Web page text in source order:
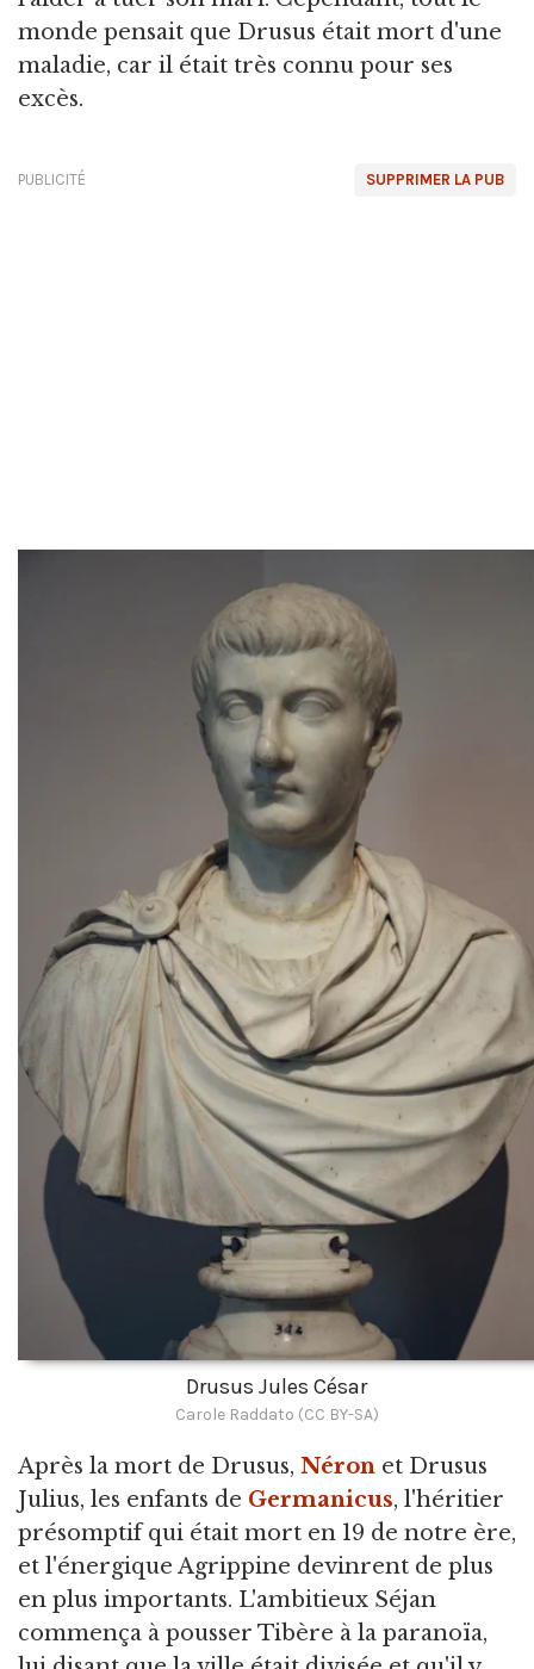
monde pensait que Drusus était mort d'une
maladie, car il était très connu pour ses
excès.
SUPPRIMER LA PUB
PUBLICITÉ
Drusus Jules César
Carole Raddato (CC BY-SA)
Après la mort de Drusus, Néron et Drusus
Julius, les enfants de Germanicus, l'héritier
présomptif qui était mort en 19 de notre ère,
et l'énergique Agrippine devinrent de plus
en plus importants. L'ambitieux Séjan
commença à pousser Tibère à la paranoïa,